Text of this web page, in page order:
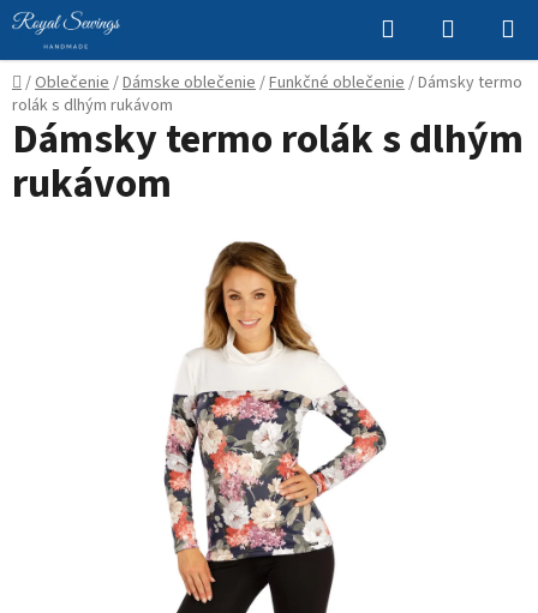
Prejsť
na
obsah
Hľadať
KOŠÍK
Domov
/Oblečenie/Dámske oblečenie/Funkčné oblečenie/Dámsky termo
rolák s dlhým rukávom
Dámsky termo rolák s dlhým
rukávom